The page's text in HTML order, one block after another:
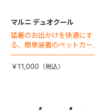
マルニ デュオクール
猛暑のお出かけを快適にす
る、簡単装着のペットカー
専用ダブル送風ファンが登
場。
￥11,000